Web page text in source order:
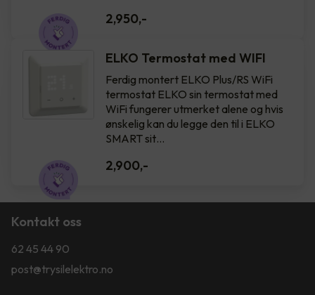
2,950,-
ELKO Termostat med WIFI
Ferdig montert ELKO Plus/RS WiFi
termostat ELKO sin termostat med
WiFi fungerer utmerket alene og hvis
ønskelig kan du legge den til i ELKO
SMART sit…
2,900,-
Kontakt oss
62 45 44 90
post@trysilelektro.no